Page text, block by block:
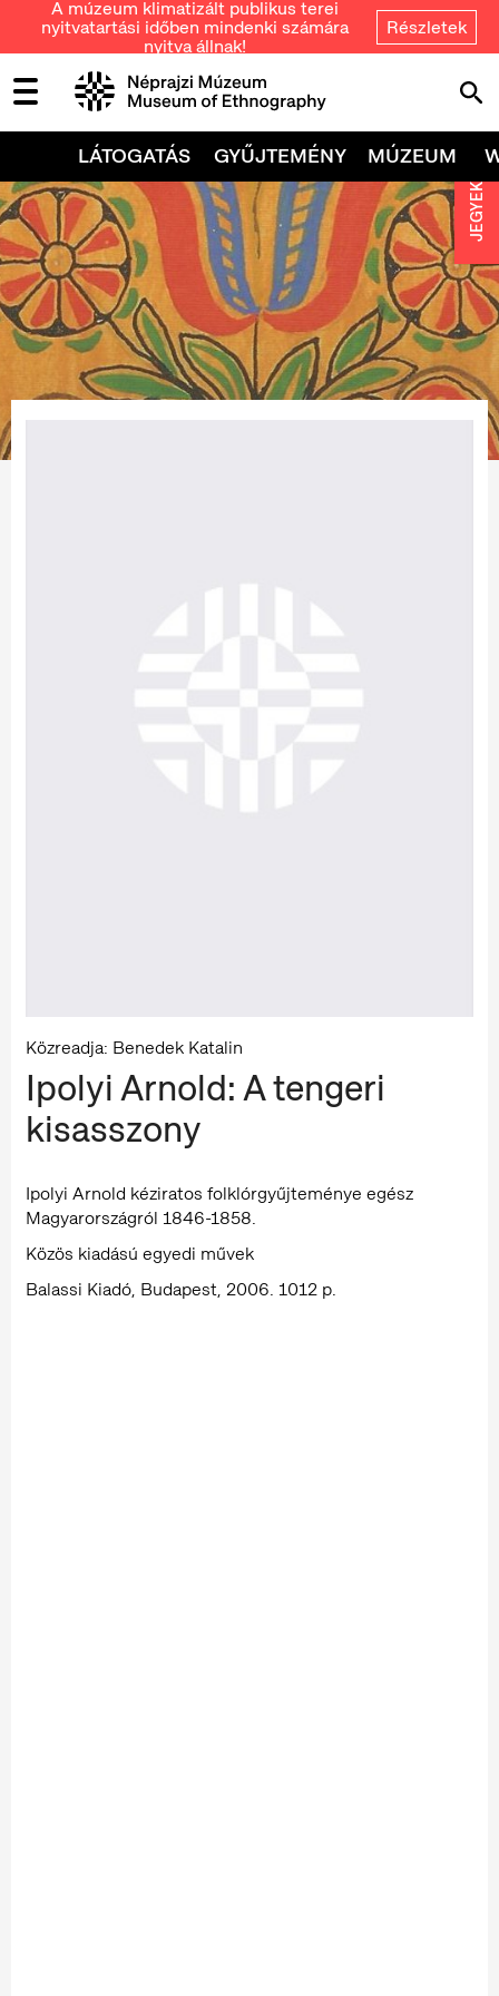
A múzeum klimatizált publikus terei
nyitvatartási időben mindenki számára
nyitva állnak!
Részletek
LÁTOGATÁS GYŰJTEMÉNY MÚZEUM
Közreadja: Benedek Katalin
Ipolyi Arnold: A tengeri
kisasszony
Ipolyi Arnold kéziratos folklórgyűjteménye egész
Magyarországról 1846-1858.
Közös kiadású egyedi művek
Balassi Kiadó, Budapest, 2006. 1012 p.
JEGYEK